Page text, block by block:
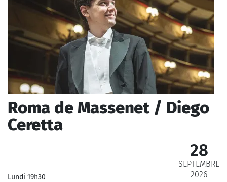
Roma de Massenet / Diego
Ceretta
Lundi 19h30
28
SEPTEMBRE
2026